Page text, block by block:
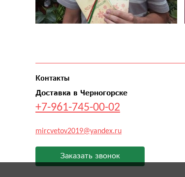
Контакты
Доставка в Черногорске
+7-961-745-00-02
mircvetov2019@yandex.ru
Заказать звонок